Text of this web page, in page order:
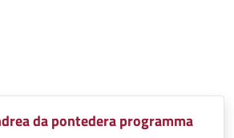
da pontedera programma